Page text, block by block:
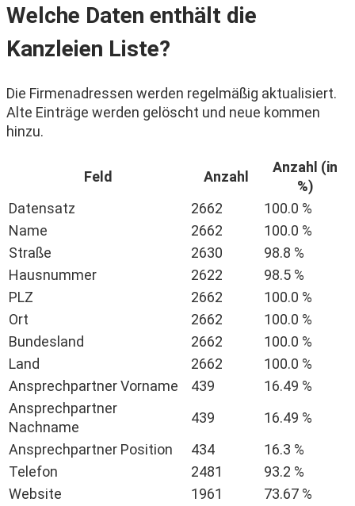
Welche Daten enthält die
Kanzleien Liste?
Die Firmenadressen werden regelmäßig aktualisiert.
Alte Einträge werden gelöscht und neue kommen
hinzu.
Feld Anzahl
Anzahl (in
%)
Datensatz
2662
100.0 %
Name
2662
100.0 %
Straße
2630
98.8 %
Hausnummer
2622
98.5 %
PLZ
2662
100.0 %
Ort
2662
100.0 %
Bundesland
2662
100.0 %
Land
2662
100.0 %
Ansprechpartner Vorname
439
16.49 %
Ansprechpartner
Nachname
439
16.49 %
Ansprechpartner Position
434
16.3 %
Telefon
2481
93.2 %
Website
1961
73.67 %